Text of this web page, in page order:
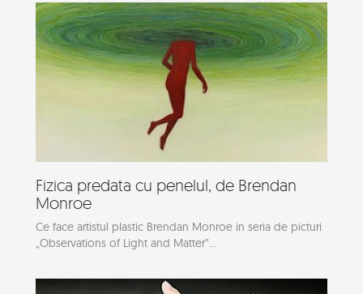
Fizica predata cu penelul, de Brendan
Monroe
Ce face artistul plastic Brendan Monroe in seria de picturi
„Observations of Light and Matter”...